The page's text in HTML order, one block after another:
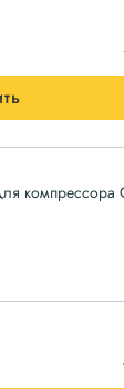
компрессора